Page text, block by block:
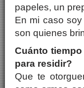
papeles, un
En mi caso
son quienes
Cuánto
para residir?
Que te